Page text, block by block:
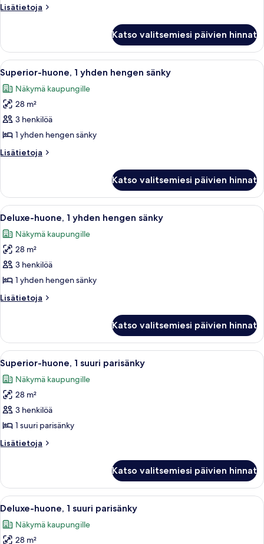
Lisätietoja
Lisätietoja
Katso valitsemiesi päivien hinnat
Avaa
kaikki
huonetyypin
Superior-
huone,
1
yhden
hengen
kuvat
Hotellihuone, jossa on kaksi
4
Superior-huone, 1 yhden hengen sänky
Näkymä kaupungille
28 m²
3 henkilöä
1 yhden hengen sänky
Lisätietoja
Lisätietoja
1
yhden
hengen
Katso valitsemiesi päivien hinnat
Avaa
kaikki
huonetyypin
Deluxe-
huone,
1
yhden
hengen
kuvat
Hotellihuone, jossa on kaksi
4
Deluxe-huone, 1 yhden hengen sänky
Näkymä kaupungille
28 m²
3 henkilöä
1 yhden hengen sänky
Lisätietoja
Lisätietoja
1
yhden
hengen
sänky
Katso valitsemiesi päivien hinnat
Avaa
kaikki
huonetyypin
Superior-
huone,
1
suuri
parisänky
Hotellihuone, jossa on suuri sänky,
4
Superior-huone, 1 suuri parisänky
Näkymä kaupungille
28 m²
3 henkilöä
1 suuri parisänky
Lisätietoja
Lisätietoja
1
suuri
parisänky
Katso valitsemiesi päivien hinnat
Avaa
kaikki
huonetyypin
Moderni hotellihuone, jossa on suuri
4
Deluxe-huone, 1 suuri parisänky
Näkymä kaupungille
28 m²